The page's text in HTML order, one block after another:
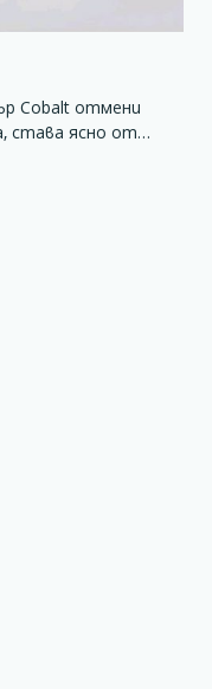
Cobalt отмени
става ясно от…